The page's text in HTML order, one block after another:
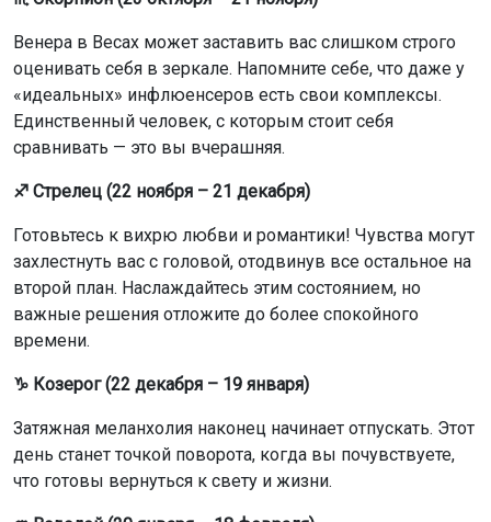
Венера в Весах может заставить вас слишком строго
оценивать себя в зеркале. Напомните себе, что даже у
«идеальных» инфлюенсеров есть свои комплексы.
Единственный человек, с которым стоит себя
сравнивать — это вы вчерашняя.
♐ Стрелец (22 ноября – 21 декабря)
Готовьтесь к вихрю любви и романтики! Чувства могут
захлестнуть вас с головой, отодвинув все остальное на
второй план. Наслаждайтесь этим состоянием, но
важные решения отложите до более спокойного
времени.
♑ Козерог (22 декабря – 19 января)
Затяжная меланхолия наконец начинает отпускать. Этот
день станет точкой поворота, когда вы почувствуете,
что готовы вернуться к свету и жизни.